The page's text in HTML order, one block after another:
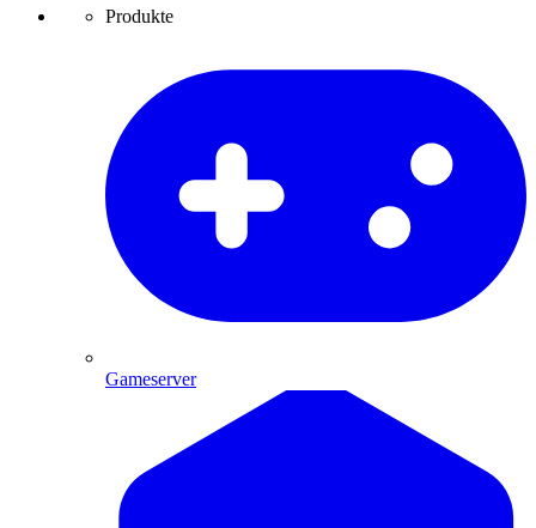
Produkte
Gameserver